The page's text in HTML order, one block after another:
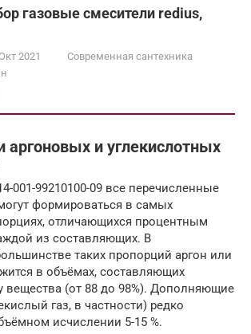
газовые смесители redius,
2021
Современная сантехника
аргоновых и углекислотных
001-99210100-09 все перечисленные
формироваться в самых
отличающихся процентным
из составляющих. В
таких пропорций аргон или
в объёмах, составляющих
вещества (от 88 до 98%). Дополняющие
газ, в частности) редко
исчислении 5-15 %.